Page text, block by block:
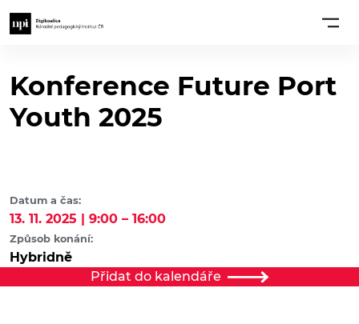
Konference Future Port
Youth 2025
Datum a čas:
13. 11. 2025 | 9:00 – 16:00
Způsob konání:
Hybridně
Přidat do kalendáře